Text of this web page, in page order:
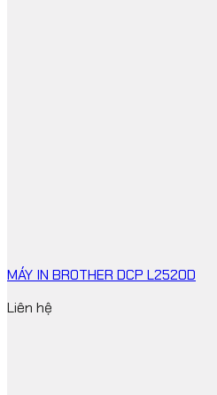
MÁY IN BROTHER DCP L2520D
Liên hệ